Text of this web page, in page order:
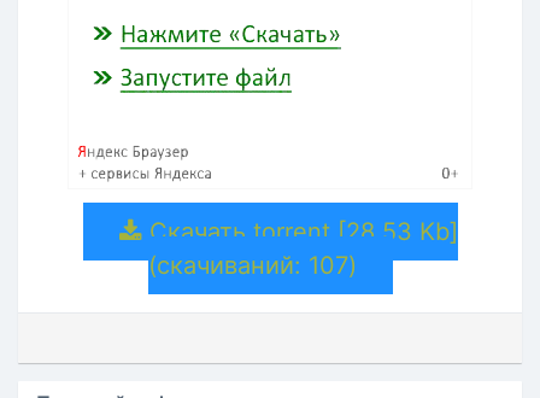
Скачать torrent [28.53 Kb]
(cкачиваний: 107)